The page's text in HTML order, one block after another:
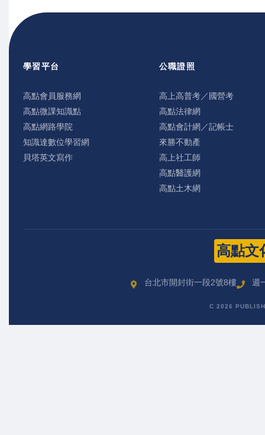
學習平台
高點會員服務網
高點微課知識點
高點網路學院
知識達數位學習網
貝塔英文寫作
公職證照
高上高普考／國營考
高點法律網
高點會計網／記帳士
來勝不動產
高上社工師
高點醫護網
高點土木網
高點文
台北市開封街一段2號8樓 週
C 2026